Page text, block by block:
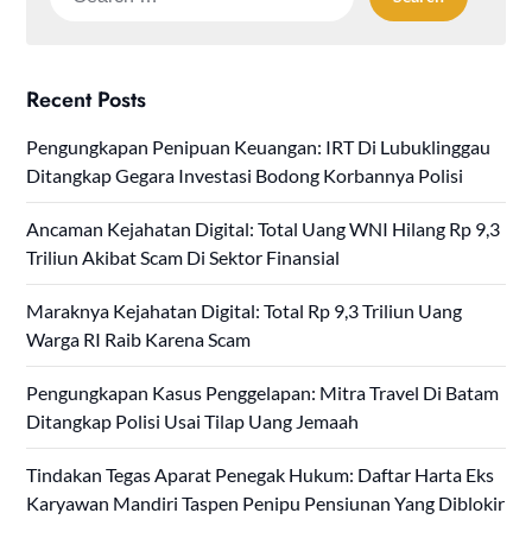
Recent Posts
Pengungkapan Penipuan Keuangan: IRT Di Lubuklinggau
Ditangkap Gegara Investasi Bodong Korbannya Polisi
Ancaman Kejahatan Digital: Total Uang WNI Hilang Rp 9,3
Triliun Akibat Scam Di Sektor Finansial
Maraknya Kejahatan Digital: Total Rp 9,3 Triliun Uang
Warga RI Raib Karena Scam
Pengungkapan Kasus Penggelapan: Mitra Travel Di Batam
Ditangkap Polisi Usai Tilap Uang Jemaah
Tindakan Tegas Aparat Penegak Hukum: Daftar Harta Eks
Karyawan Mandiri Taspen Penipu Pensiunan Yang Diblokir